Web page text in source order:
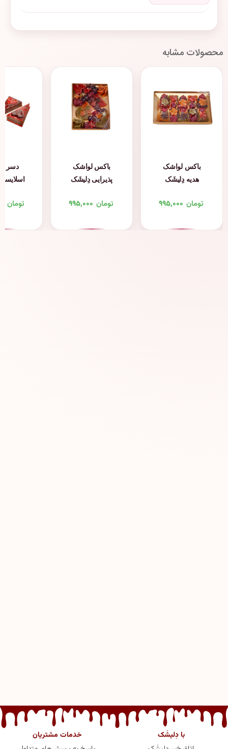
محصولات مشابه
باکس لواشک
هدیه دِلیشَک
۹۹۵,۰۰۰ تومان
باکس لواشک
پذیرایی دِلیشَک
۹۹۵,۰۰۰ تومان
دسر
تومان
با دِلیشَک
خدمات مشتریان